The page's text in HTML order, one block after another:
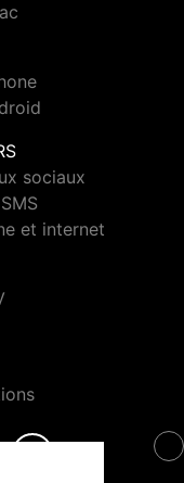
sociaux
et internet